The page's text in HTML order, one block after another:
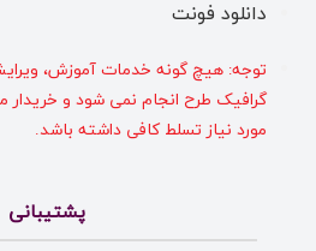
دانلود فونت
توجه: هیچ گونه خدمات آموزش،
گرافیک طرح انجام نمی شود و خریدار
مورد نیاز تسلط کافی داشته باشد.
پشتیبانی